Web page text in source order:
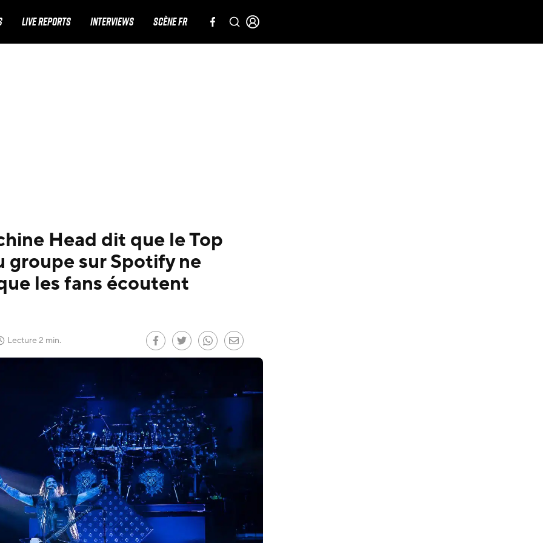
LIVE REPORTS INTERVIEWS SCÈNE FR
Head dit que le Top
groupe sur Spotify ne
les fans écoutent
le)
Lecture 2 min.